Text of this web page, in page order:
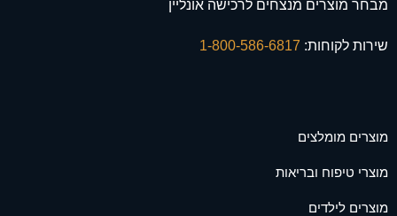
מבחר מוצרים מנצחים לרכישה אונליין
שירות לקוחות:
מוצרים מומלצים
מוצרי טיפוח ובריאות
מוצרים לילדים